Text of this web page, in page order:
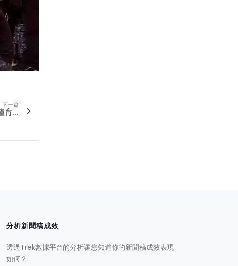
下一篇
育...
分析新聞稿成效
透過Trek數據平台的分析讓您知道你的新聞稿成效表現
如何？